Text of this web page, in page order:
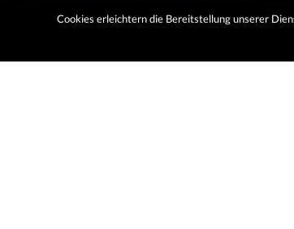
Cookies erleichtern die Bereitstellung unserer